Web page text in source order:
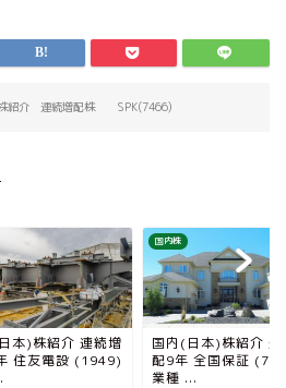
紹介 連続増配株 SPK(7466)
本)株紹介 連続増
住友電設 (1949)
国内株
国内(日本)株紹介 連
配9年 全国保証
業種 ...